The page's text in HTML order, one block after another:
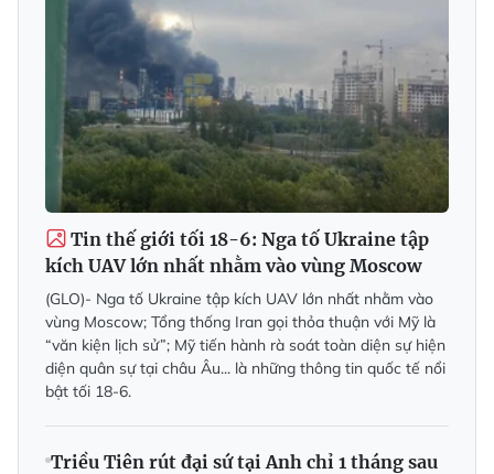
Tin thế giới tối 18-6: Nga tố Ukraine tập
kích UAV lớn nhất nhằm vào vùng Moscow
(GLO)- Nga tố Ukraine tập kích UAV lớn nhất nhằm vào
vùng Moscow; Tổng thống Iran gọi thỏa thuận với Mỹ là
“văn kiện lịch sử”; Mỹ tiến hành rà soát toàn diện sự hiện
diện quân sự tại châu Âu... là những thông tin quốc tế nổi
bật tối 18-6.
Triều Tiên rút đại sứ tại Anh chỉ 1 tháng sau